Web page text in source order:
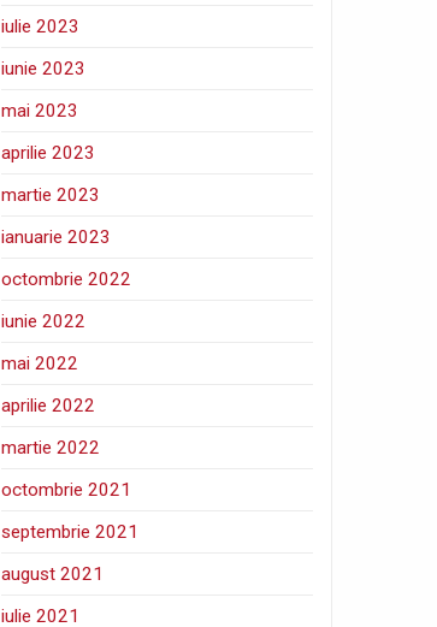
iulie 2023
iunie 2023
mai 2023
aprilie 2023
martie 2023
ianuarie 2023
octombrie 2022
iunie 2022
mai 2022
aprilie 2022
martie 2022
octombrie 2021
septembrie 2021
august 2021
iulie 2021